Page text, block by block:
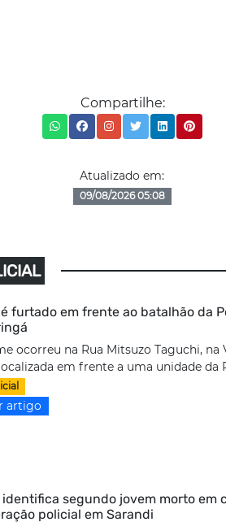
Compartilhe:
Atualizado em:
09/08/2026 05:08
é furtado em frente ao batalhão da
ocorreu na Rua Mitsuzo Taguchi, na
em frente a uma unidade da
artigo
identifica segundo jovem morto em
policial em Sarandi